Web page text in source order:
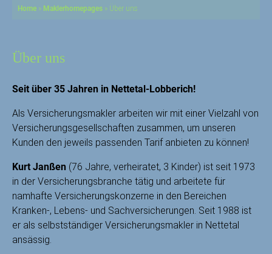
Home » Maklerhomepages » Über uns
Über uns
Seit über 35 Jahren in Nettetal-Lobberich!
Als Versicherungsmakler arbeiten wir mit einer Vielzahl von
Versicherungsgesellschaften zusammen, um unseren
Kunden den jeweils passenden Tarif anbieten zu können!
Kurt Janßen (76 Jahre, verheiratet, 3 Kinder) ist seit 1973
in der Versicherungsbranche tätig und arbeitete für
namhafte Versicherungskonzerne in den Bereichen
Kranken-, Lebens- und Sachversicherungen. Seit 1988 ist
er als selbstständiger Versicherungsmakler in Nettetal
ansässig.